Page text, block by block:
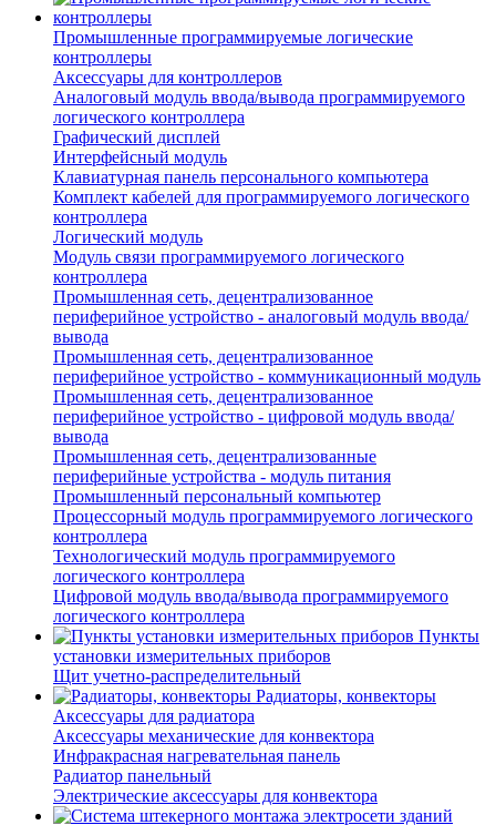
Промышленные программируемые логические
контроллеры
Аксессуары для контроллеров
Аналоговый модуль ввода/вывода программируемого
логического контроллера
Графический дисплей
Интерфейсный модуль
Клавиатурная панель персонального компьютера
Комплект кабелей для программируемого логического
контроллера
Логический модуль
Модуль связи программируемого логического
контроллера
Промышленная сеть, децентрализованное
периферийное устройство - аналоговый модуль ввода/
вывода
Промышленная сеть, децентрализованное
периферийное устройство - коммуникационный модуль
Промышленная сеть, децентрализованное
периферийное устройство - цифровой модуль ввода/
вывода
Промышленная сеть, децентрализованные
периферийные устройства - модуль питания
Промышленный персональный компьютер
Процессорный модуль программируемого логического
контроллера
Технологический модуль программируемого
логического контроллера
Цифровой модуль ввода/вывода программируемого
логического контроллера
Пункты
установки измерительных приборов
Щит учетно-распределительный
Радиаторы, конвекторы
Аксессуары для радиатора
Аксессуары механические для конвектора
Инфракрасная нагревательная панель
Радиатор панельный
Электрические аксессуары для конвектора